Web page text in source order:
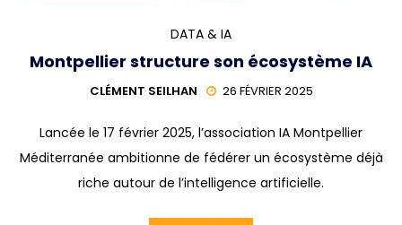
DATA & IA
Montpellier structure son écosystème IA
CLÉMENT SEILHAN 26 FÉVRIER 2025
Lancée le 17 février 2025, l’association IA Montpellier
Méditerranée ambitionne de fédérer un écosystème déjà
riche autour de l’intelligence artificielle.